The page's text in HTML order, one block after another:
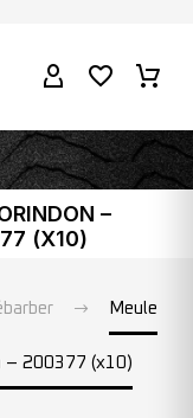
–
(X10)
Meule
– 200377 (x10)